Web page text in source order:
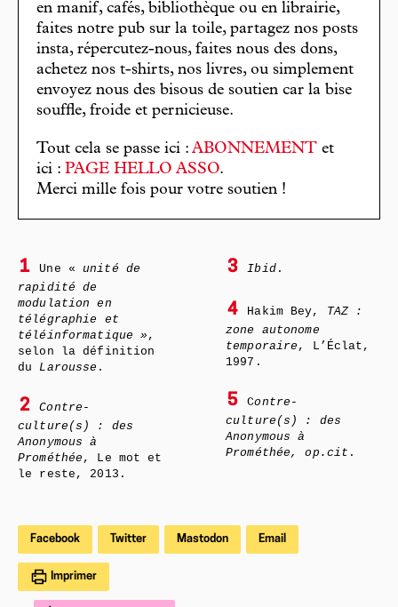
en manif, cafés, bibliothèque ou en librairie,
faites notre pub sur la toile, partagez nos posts
insta, répercutez-nous, faites nous des dons,
achetez nos t-shirts, nos livres, ou simplement
envoyez nous des bisous de soutien car la bise
souffle, froide et pernicieuse.
Tout cela se passe ici : ABONNEMENT et
ici : PAGE HELLO ASSO.
Merci mille fois pour votre soutien !
1 Une «unité de
rapidité de
modulation en
télégraphie et
téléinformatique » ,
selon la définition
du Larousse .
2
Contre-
culture(s) : des
Anonymous à
Prométhée , Le mot et
le reste, 2013.
3 Ibid.
4 Hakim Bey, TAZ :
zone autonome
temporaire , L’Éclat,
1997.
5 Contre-
culture(s) : des
Anonymous à
Prométhée, op.cit .
Facebook Twitter Mastodon Email
Imprimer